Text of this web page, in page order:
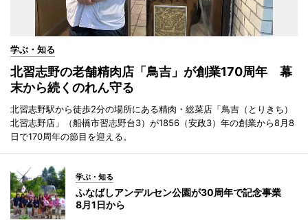
学ぶ・知る
北習志野の老舗精肉店「鳥吉」が創業170周年 幕
末から続くのれん守る
北習志野駅から徒歩2分の場所にある精肉・総菜店「鳥吉（とりきち）
北習志野店」（船橋市習志野台3）が1856（安政3）年の創業から8月8
日で170周年の節目を迎える。
学ぶ・知る
ふなばしアンデルセン公園が30周年で記念事業
8月1日から